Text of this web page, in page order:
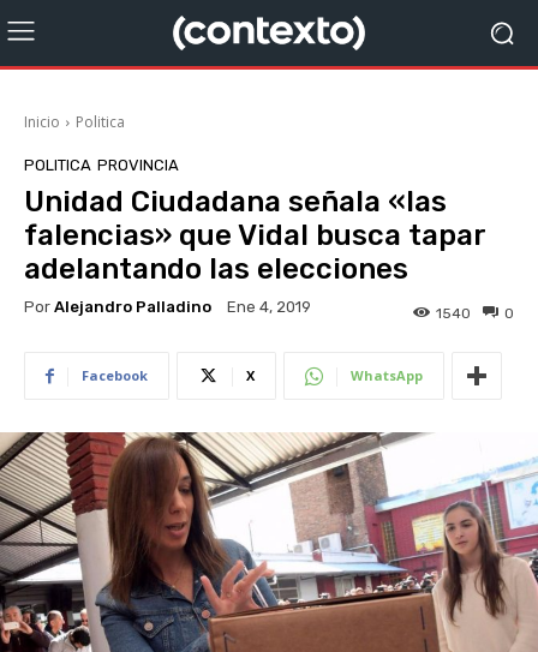
Inicio Politica
POLITICA PROVINCIA
Unidad Ciudadana señala «las
falencias» que Vidal busca tapar
adelantando las elecciones
Por Alejandro Palladino Ene 4, 2019 0
1540
Facebook X WhatsApp